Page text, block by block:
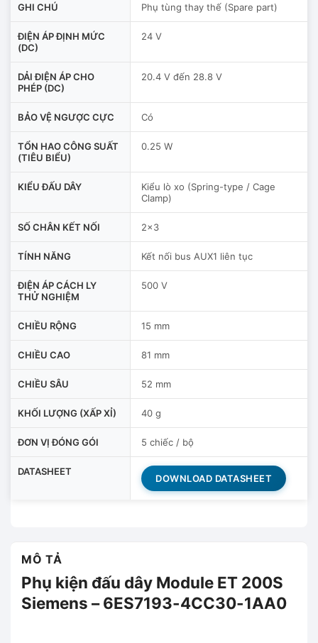
GHI CHÚ Phụ tùng thay thế (Spare part)
ĐIỆN ÁP ĐỊNH MỨC
(DC)
24 V
DẢI ĐIỆN ÁP CHO
PHÉP (DC)
20.4 V đến 28.8 V
BẢO VỆ NGƯỢC CỰC Có
TỔN HAO CÔNG SUẤT
(TIÊU BIỂU)
0.25 W
KIỂU ĐẤU DÂY
Kiểu lò xo (Spring-type / Cage
Clamp)
SỐ CHÂN KẾT NỐI 2x3
TÍNH NĂNG Kết nối bus AUX1 liên tục
ĐIỆN ÁP CÁCH LY
THỬ NGHIỆM
500 V
CHIỀU RỘNG 15 mm
CHIỀU CAO 81 mm
CHIỀU SÂU 52 mm
KHỐI LƯỢNG (XẤP XỈ) 40 g
ĐƠN VỊ ĐÓNG GÓI 5 chiếc / bộ
DATASHEET
DOWNLOAD DATASHEET
MÔ TẢ
Phụ kiện đấu dây Module ET 200S
Siemens – 6ES7193-4CC30-1AA0